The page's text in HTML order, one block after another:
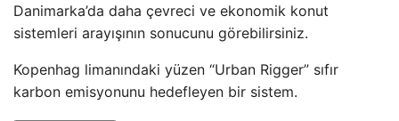
Danimarka’da daha çevreci ve ekonomik konut
sistemleri arayışının sonucunu görebilirsiniz.
Kopenhag limanındaki yüzen “Urban Rigger” sıfır
karbon emisyonunu hedefleyen bir sistem.